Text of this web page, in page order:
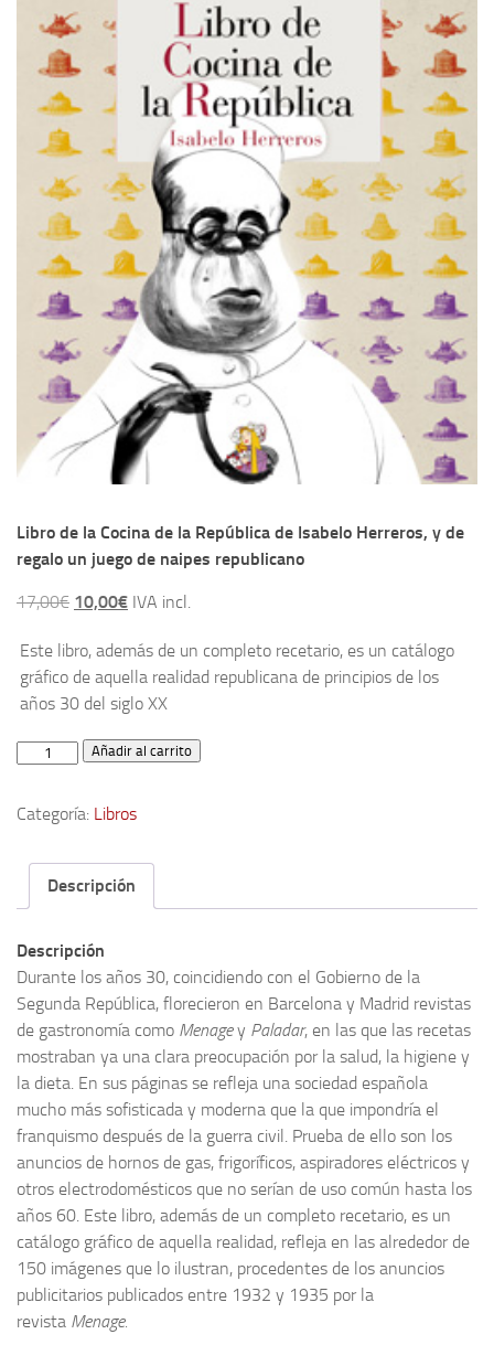
Contacto
Memoria Histórica
Investigación previa de la represión en Talavera de la Reina (1937-
1947).
Informe Represión en Toledo 1936-1947 | Buscador
Informe de la fosa de abril de 1939 de Tembleque
Enciclopedia Republicana
Militantes históricos IR
Personajes republicanos
Izquierda Republicana. Agrupaciones y Militantes (1934-1939)
Izquierda Republicana. Navarra
Izquierda Republicana. Galicia
Textos esenciales del republicanismo
Archivo
Biografía
Cronología fundamental de Manuel Azaña
Artículos sobre Manuel Azaña
Bibliografías
Catálogo Hemeroteca
Fondo Mario J. Bonilla
Biblioteca-Novedades
Publicaciones destacadas de nuestra hemeroteca
Noticias
Tienda
Libro de la Cocina de la República de Isabelo Herreros, y de
regalo un juego de naipes republicano
17,00€ El
original
era:
17,00€.
10,00€El
actual
es:
10,00€.
IVA incl.
Este libro, además de un completo recetario, es un catálogo
gráfico de aquella realidad republicana de principios de los
años 30 del siglo XX
Libro
la
Cocina
República
Isabelo
Herreros,
y
de
regalo
un
juego
de
naipes
republicano
cantidad
Añadir al carrito
Categoría: Libros
Descripción
Descripción
Durante los años 30, coincidiendo con el Gobierno de la
Segunda República, florecieron en Barcelona y Madrid revistas
de gastronomía como Menagey Paladar, en las que las recetas
mostraban ya una clara preocupación por la salud, la higiene y
la dieta. En sus páginas se refleja una sociedad española
mucho más sofisticada y moderna que la que impondría el
franquismo después de la guerra civil. Prueba de ello son los
anuncios de hornos de gas, frigoríficos, aspiradores eléctricos y
otros electrodomésticos que no serían de uso común hasta los
años 60. Este libro, además de un completo recetario, es un
catálogo gráfico de aquella realidad, refleja en las alrededor de
150 imágenes que lo ilustran, procedentes de los anuncios
publicitarios publicados entre 1932 y 1935 por la
revista Menage.